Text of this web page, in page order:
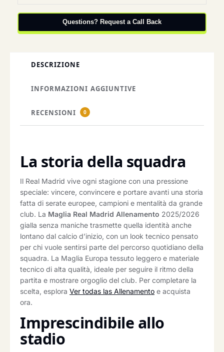
Questions? Request a Call Back
DESCRIZIONE
INFORMAZIONI AGGIUNTIVE
RECENSIONI 0
La storia della squadra
Il Real Madrid vive ogni stagione con una pressione
speciale: vincere, convincere e portare avanti una storia
fatta di serate europee, campioni e mentalità da grande
club. La Maglia Real Madrid Allenamento 2025/2026
gialla senza maniche trasmette quella identità anche
lontano dal calcio d’inizio, con un look tecnico pensato
per chi vuole sentirsi parte del percorso quotidiano della
squadra. La Maglia Europa tessuto leggero e materiale
tecnico di alta qualità, ideale per seguire il ritmo della
partita e mostrare orgoglio del club. Per completare la
scelta, esplora Ver todas las Allenamento e acquista
ora.
Imprescindibile allo
stadio